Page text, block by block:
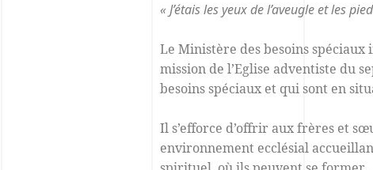
« J’étais les yeux de l’aveugle et les
Le Ministère des besoins
mission de l’Eglise adventiste du
besoins spéciaux et qui sont en
Il s’efforce d’offrir aux frères et
environnement ecclésial